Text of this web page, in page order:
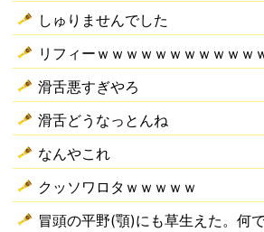
しゅりませんでした
リフィーｗｗｗｗｗｗｗｗｗｗｗ
滑舌悪すぎやろ
滑舌どうなっとんね
なんやこれ
クッソワロタｗｗｗｗｗ
冒頭の平野(顎)にも草生えた。何